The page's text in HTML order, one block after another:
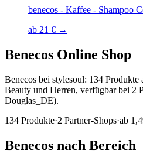
benecos - Kaffee - Shampoo
ab 21 € →
Benecos Online Shop
Benecos bei stylesoul: 134
Beauty und Herren, verfügbar bei 2
Douglas_DE).
134 Produkte·2 Partner-Shops·ab
Benecos nach Bereich